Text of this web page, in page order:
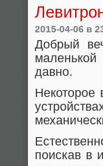
2015-04-06 в
Добрый
давно.
Некоторое
поискав в